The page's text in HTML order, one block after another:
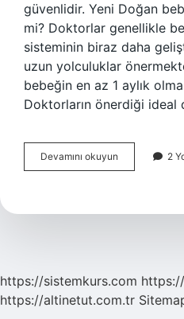
güvenlidir. Yeni Doğan
mi? Doktorlar genellikle
sisteminin biraz daha
uzun yolculuklar
bebeğin en az 1 aylık
Doktorların önerdiği ideal
Devamını okuyun Yenidoğan
Bebek
Yolculuk
2
https://sistemkurs.com
https://altinetut.com.tr